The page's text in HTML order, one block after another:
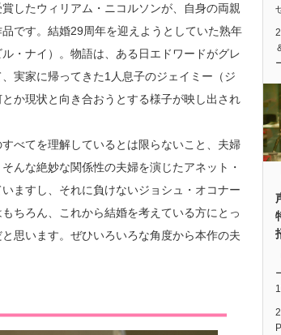
したウィリアム・ニコルソンが、自身の両親
です。結婚29周年を迎えようとしていた熟年
・ナイ）。物語は、ある日エドワードがグレ
実家に帰ってきた1人息子のジェイミー（ジ
か現状と向き合おうとする様子が映し出され
べてを理解しているとは限らないこと、夫婦
んな絶妙な関係性の夫婦を演じたアネット・
ますし、それに負けないジョシュ・オコナー
ちろん、これから結婚を考えている方にとっ
思います。ぜひいろいろな角度から本作の夫